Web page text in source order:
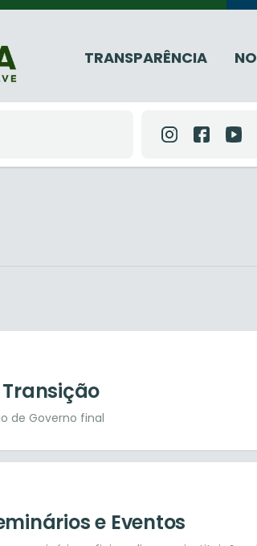
TRANSPARÊNCIA
de Governo final
e Eventos